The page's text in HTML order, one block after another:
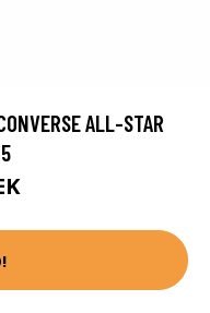
ALL-STAR